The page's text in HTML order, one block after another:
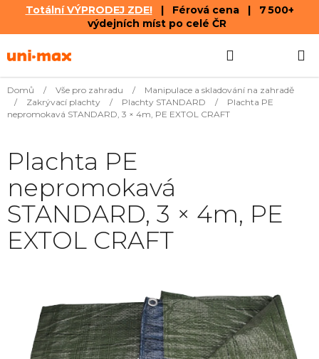
Totální VÝPRODEJ ZDE!| Férová cena | 7 500+
výdejních míst po celé ČR
na
KOŠÍK
Domů / Vše pro zahradu /
Manipulace a skladování na zahradě
/
Zakrývací plachty / Plachty STANDARD /
Plachta PE
nepromokavá STANDARD, 3 × 4m, PE EXTOL CRAFT
Plachta PE
nepromokavá
STANDARD, 3 × 4m, PE
EXTOL CRAFT